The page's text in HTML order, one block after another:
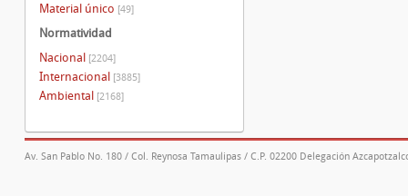
Material único [49]
Normatividad
Nacional [2204]
Internacional [3885]
Ambiental [2168]
Av. San Pablo No. 180 / Col. Reynosa Tamaulipas / C.P. 02200 Delegación